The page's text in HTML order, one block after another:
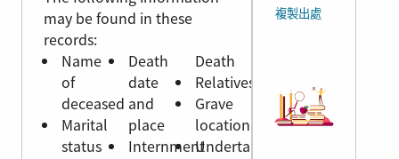
may be found in these
records:
Name
of
deceased
Marital
status
Death
date
and
place
Internment
Death
Relatives
Grave
location
Undertaker
複製出處